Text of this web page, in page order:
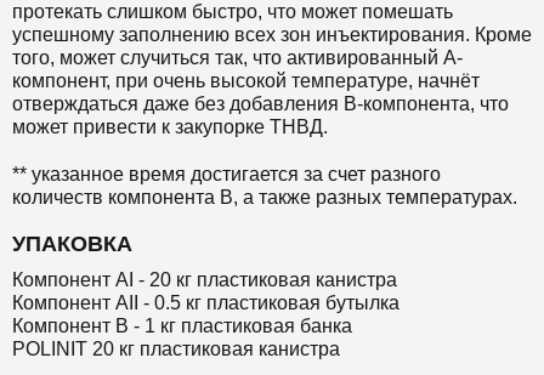
протекать слишком быстро, что может помешать
успешному заполнению всех зон инъектирования. Кроме
того, может случиться так, что активированный А-
компонент, при очень высокой температуре, начнёт
отверждаться даже без добавления B-компонента, что
может привести к закупорке ТНВД.
** указанное время достигается за счет разного
количеств компонента В, а также разных температурах.
УПАКОВКА
Компонент AI - 20 кг пластиковая канистра
Компонент AII - 0.5 кг пластиковая бутылка
Компонент B - 1 кг пластиковая банка
POLINIT 20 кг пластиковая канистра